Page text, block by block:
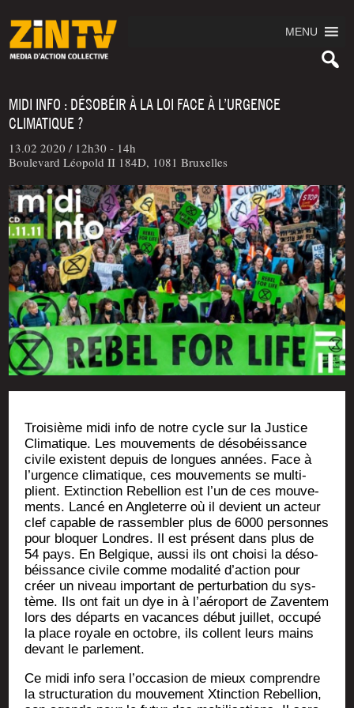
MENU
MIDI INFO : DÉSOBÉIR À LA LOI FACE À L’URGENCE
CLIMATIQUE ?
13.02 2020 / 12h30 - 14h
Boulevard Léopold II 184D, 1081 Bruxelles
Troi­sième midi info de notre cycle sur la Jus­tice
Cli­ma­tique. Les mou­ve­ments de déso­béis­sance
civile existent depuis de longues années. Face à
l’urgence cli­ma­tique, ces mou­ve­ments se mul­ti­
plient. Extinc­tion Rebel­lion est l’un de ces mou­ve­
ments. Lan­cé en Angle­terre où il devient un acteur
clef capable de ras­sem­bler plus de 6000 per­sonnes
pour blo­quer Londres. Il est pré­sent dans plus de
54 pays. En Bel­gique, aus­si ils ont choi­si la déso­
béis­sance civile comme moda­li­té d’action pour
créer un niveau impor­tant de per­tur­ba­tion du sys­
tème. Ils ont fait un dye in à l’aéroport de Zaven­tem
lors des départs en vacances début juillet, occu­pé
la place royale en octobre, ils collent leurs mains
devant le parlement.
Ce midi info sera l’occasion de mieux com­prendre
la struc­tu­ra­tion du mou­ve­ment Xtinc­tion Rebel­lion,